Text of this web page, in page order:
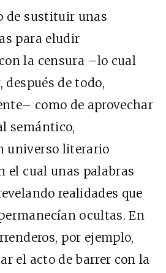
de sustituir unas
para eludir
la censura –lo cual
después de todo,
como de aprovechar
semántico,
universo literario
el cual unas palabras
realidades que
ocultas. En
por ejemplo,
el acto de barrer con la